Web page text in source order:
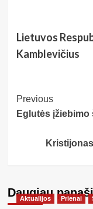
Lietuvos
Kamblevičius
Post
Previous
Eglutės įžiebimo
Daugiau
Aktualijos Prienai